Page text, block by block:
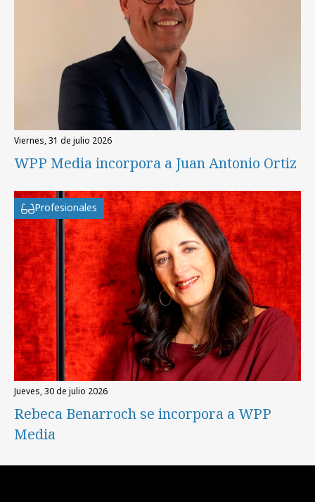
viernes, 31 de julio 2026
WPP Media incorpora a Juan Antonio Ortiz
Profesionales
jueves, 30 de julio 2026
Rebeca Benarroch se incorpora a WPP
Media